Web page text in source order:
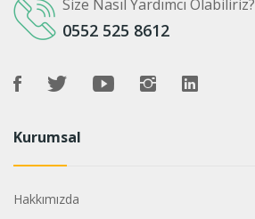
Size Nasıl Yardımcı Olabiliriz?
0552 525 8612
Kurumsal
Hakkımızda